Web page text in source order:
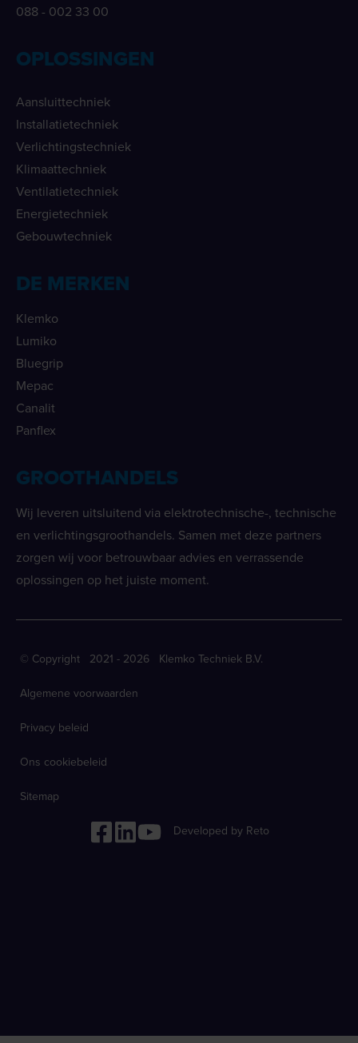
088 - 002 33 00
OPLOSSINGEN
Aansluittechniek
Installatietechniek
Verlichtingstechniek
Klimaattechniek
Ventilatietechniek
Energietechniek
Gebouwtechniek
DE MERKEN
Klemko
Lumiko
Bluegrip
Mepac
Canalit
Panflex
GROOTHANDELS
Wij leveren uitsluitend via elektrotechnische-, technische
en verlichtingsgroothandels. Samen met deze partners
zorgen wij voor betrouwbaar advies en verrassende
oplossingen op het juiste moment.
© Copyright 2021 - 2026 Klemko Techniek B.V.
Algemene voorwaarden
Privacy beleid
Ons cookiebeleid
Sitemap
Developed by Reto